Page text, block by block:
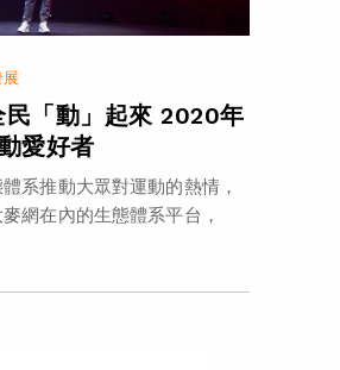
民「動」起來 2020年
愛好者
系推動大眾對運動的熱情，
網在內的生態體系平台，